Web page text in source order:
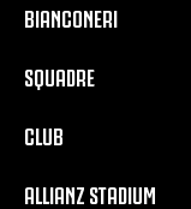
BIANCONERI
SQUADRE
CLUB
ALLIANZ STADIUM